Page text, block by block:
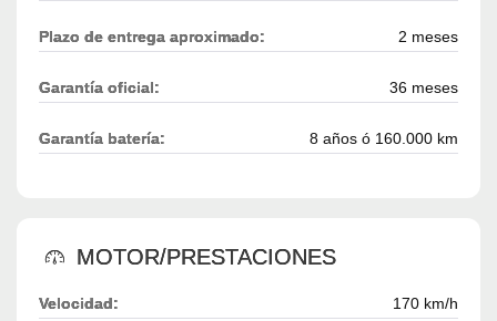
Plazo de entrega aproximado: 2 meses
Garantía oficial: 36 meses
Garantía batería: 8 años ó 160.000 km
MOTOR/PRESTACIONES
Velocidad: 170 km/h